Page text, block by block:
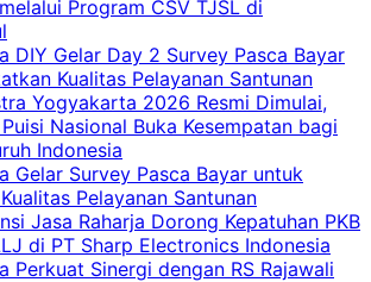
Program CSV TJSL di
DIY Gelar Day 2 Survey Pasca Bayar
Kualitas Pelayanan Santunan
Yogyakarta 2026 Resmi Dimulai,
Nasional Buka Kesempatan bagi
Indonesia
Gelar Survey Pasca Bayar untuk
Pelayanan Santunan
Jasa Raharja Dorong Kepatuhan PKB
di PT Sharp Electronics Indonesia
Perkuat Sinergi dengan RS Rajawali